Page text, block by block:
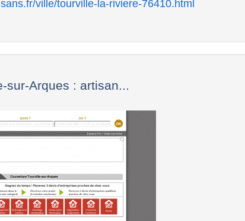
ville/tourville-la-riviere-76410.html
sur-Arques : artisan...